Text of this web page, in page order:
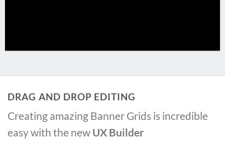
DRAG AND DROP EDITING
Creating amazing Banner Grids is incredible
easy with the new UX Builder